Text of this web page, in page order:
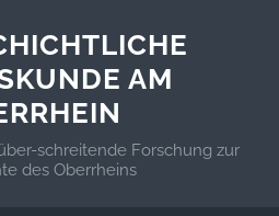
AM
schreitende Forschung zur
des Oberrheins